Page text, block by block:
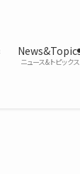
ニュース&トピックス